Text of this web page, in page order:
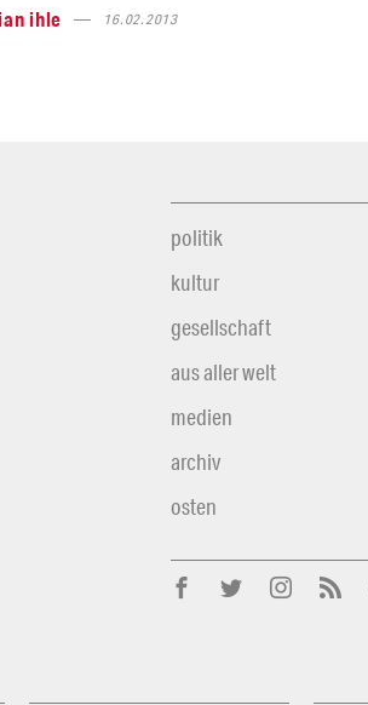
ihle
16.02.2013
politik
kultur
gesellschaft
aus aller welt
medien
archiv
osten